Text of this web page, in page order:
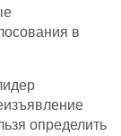
в
определить